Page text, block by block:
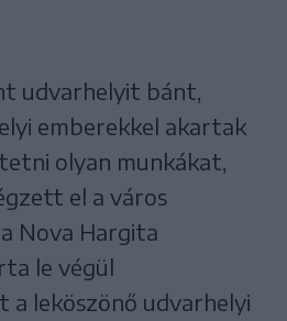
udvarhelyit bánt,
emberekkel akartak
olyan munkákat,
el a város
Nova Hargita
le végül
leköszönő udvarhelyi